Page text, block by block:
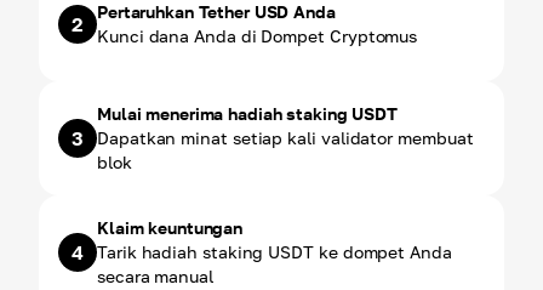
2
Pertaruhkan Tether USD Anda
Kunci dana Anda di Dompet Cryptomus
3
Mulai menerima hadiah staking USDT
Dapatkan minat setiap kali validator membuat
blok
4
Klaim keuntungan
Tarik hadiah staking USDT ke dompet Anda
secara manual